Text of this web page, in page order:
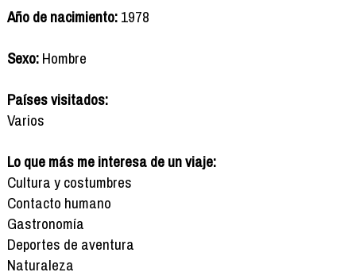
Año de nacimiento:1978
Sexo:Hombre
Países visitados:
Varios
Lo que más me interesa de un viaje:
Cultura y costumbres
Contacto humano
Gastronomía
Deportes de aventura
Naturaleza